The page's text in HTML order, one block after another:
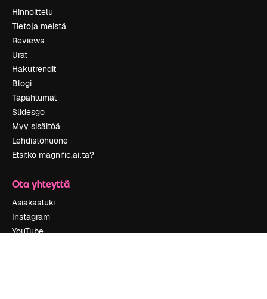
Hinnoittelu
Tietoja meistä
Reviews
Urat
Hakutrendit
Blogi
Tapahtumat
Slidesgo
Myy sisältöä
Lehdistöhuone
Etsitkö magnific.ai:ta?
Ota yhteyttä
Asiakastuki
Instagram
YouTube